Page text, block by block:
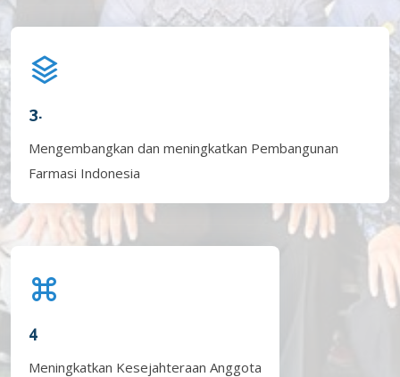
3.
Mengembangkan dan meningkatkan Pembangunan
Farmasi Indonesia
4
Meningkatkan Kesejahteraan Anggota